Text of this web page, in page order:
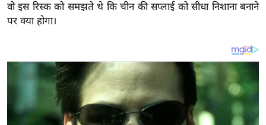
र
मि
बे
वो इस रिस्क को समझते थे कि चीन की सप्लाई को सीधा निशाना बनाने
पर क्या होगा।